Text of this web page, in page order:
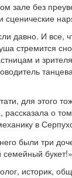
зале без
сценические
давно. И все,
стремится
и
для этого
о
в
были три
семейный
историк,